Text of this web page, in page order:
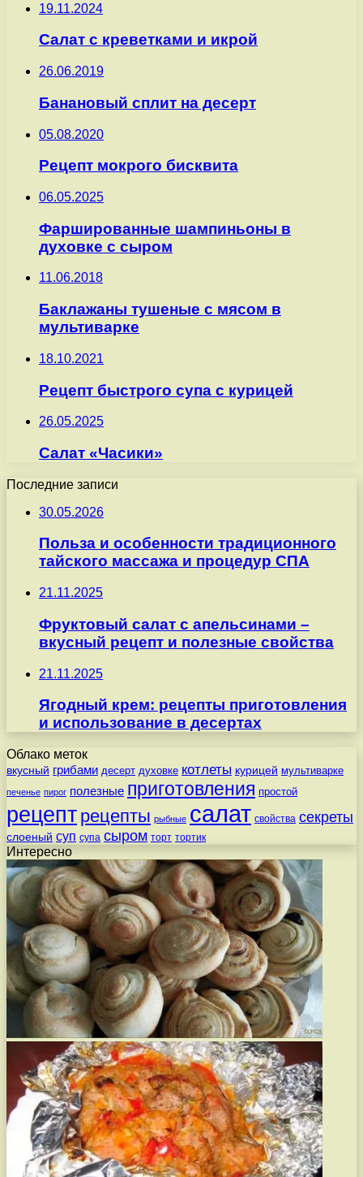
19.11.2024
Салат с креветками и икрой
26.06.2019
Банановый сплит на десерт
05.08.2020
Рецепт мокрого бисквита
06.05.2025
Фаршированные шампиньоны в
духовке с сыром
11.06.2018
Баклажаны тушеные с мясом в
мультиварке
18.10.2021
Рецепт быстрого супа с курицей
26.05.2025
Салат «Часики»
Последние записи
30.05.2026
Польза и особенности традиционного
тайского массажа и процедур СПА
21.11.2025
Фруктовый салат с апельсинами –
вкусный рецепт и полезные свойства
21.11.2025
Ягодный крем: рецепты приготовления
и использование в десертах
Облако меток
вкусный грибами десерт духовке котлеты курицей мультиварке
печенье пирог полезные приготовления простой
рецепт рецепты рыбные салат свойства секреты
слоеный суп супа сыром торт тортик
Интересно